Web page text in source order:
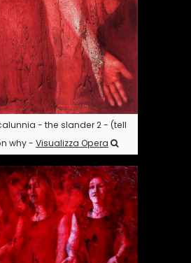
calunnia - the slander 2 - (tell
why - Visualizza Opera